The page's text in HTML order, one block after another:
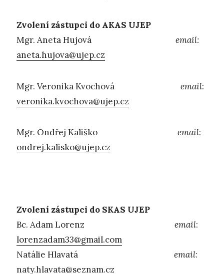
Zvolení zástupci do AKAS UJEP
Mgr. Aneta Hujová email:
aneta.hujova@ujep.cz
Mgr. Veronika Kvochová email:
veronika.kvochova@ujep.cz
Mgr. Ondřej Kališko email:
ondrej.kalisko@ujep.cz
Zvolení zástupci do SKAS UJEP
Bc. Adam Lorenz email:
lorenzadam33@gmail.com
Natálie Hlavatá email:
naty.hlavata@seznam.cz